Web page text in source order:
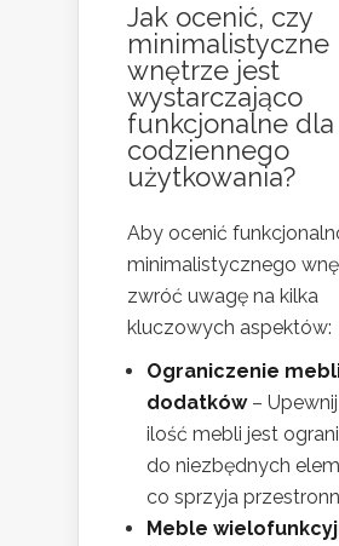
Jak ocenić, czy
minimalistyczne
wnętrze jest
wystarczająco
funkcjonalne dla
codziennego
użytkowania?
Aby ocenić
minimalistycznego
zwróć uwagę na kilka
kluczowych aspektów:
Ograniczenie
dodatków– Upewnij
ilość mebli jest
do niezbędnych
co sprzyja
Meble